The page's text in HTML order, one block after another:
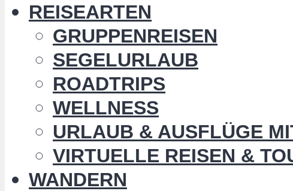
REISEARTEN
GRUPPENREISEN
SEGELURLAUB
ROADTRIPS
WELLNESS
URLAUB & AUSFLÜGE
VIRTUELLE REISEN &
WANDERN